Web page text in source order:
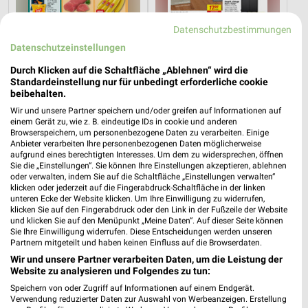
7,1 km
Angebote ab 10.08.
Gültig ab Mo. 10.08.
10 km
Gültig bis Fr. 14.08.
Lidl PENNY
Datenschutzbestimmungen
Datenschutzeinstellungen
Durch Klicken auf die Schaltfläche „Ablehnen“ wird die
Standardeinstellung nur für unbedingt erforderliche cookie
beibehalten.
Wir und unsere Partner speichern und/oder greifen auf Informationen auf
einem Gerät zu, wie z. B. eindeutige IDs in cookie und anderen
Browserspeichern, um personenbezogene Daten zu verarbeiten. Einige
Anbieter verarbeiten Ihre personenbezogenen Daten möglicherweise
aufgrund eines berechtigten Interesses. Um dem zu widersprechen, öffnen
Sie die „Einstellungen“. Sie können Ihre Einstellungen akzeptieren, ablehnen
oder verwalten, indem Sie auf die Schaltfläche „Einstellungen verwalten“
klicken oder jederzeit auf die Fingerabdruck-Schaltfläche in der linken
unteren Ecke der Website klicken. Um Ihre Einwilligung zu widerrufen,
klicken Sie auf den Fingerabdruck oder den Link in der Fußzeile der Website
und klicken Sie auf den Menüpunkt „Meine Daten“. Auf dieser Seite können
Sie Ihre Einwilligung widerrufen. Diese Entscheidungen werden unseren
Partnern mitgeteilt und haben keinen Einfluss auf die Browserdaten.
Wir und unsere Partner verarbeiten Daten, um die Leistung der
Website zu analysieren und Folgendes zu tun:
Speichern von oder Zugriff auf Informationen auf einem Endgerät.
Verwendung reduzierter Daten zur Auswahl von Werbeanzeigen. Erstellung